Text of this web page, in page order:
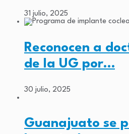
31 julio, 2025
Reconocen a
de la UG por…
30 julio, 2025
Guanajuato se